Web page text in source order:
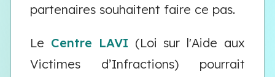
partenaires souhaitent faire ce pas.
Le Centre LAVI (Loi sur l'Aide aux
Victimes d’Infractions) pourrait